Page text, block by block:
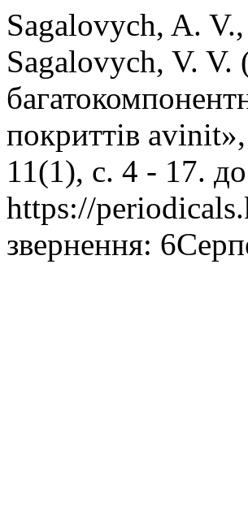
Sagalovych, A.
Sagalovych, V. V.
покриттів avinit»,
11(1), с. 4 - 17.
https://
звернення: